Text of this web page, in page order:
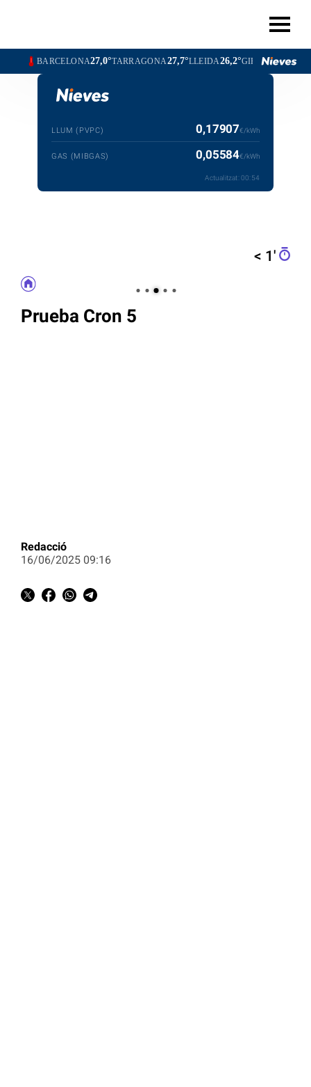
BARCELONA27,0°TARRAGONA27,7°LLEIDA26,2°GIRONA24,2°
LLUM (PVPC) 0,17907€/kWh
GAS (MIBGAS) 0,05584€/kWh
Actualitzat:00:54
< 1′
Prueba Cron 5
Redacció
16/06/2025 09:16